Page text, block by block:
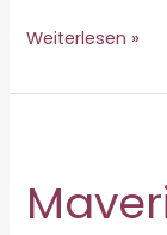
Seniorin
braucht
Weiterlesen »